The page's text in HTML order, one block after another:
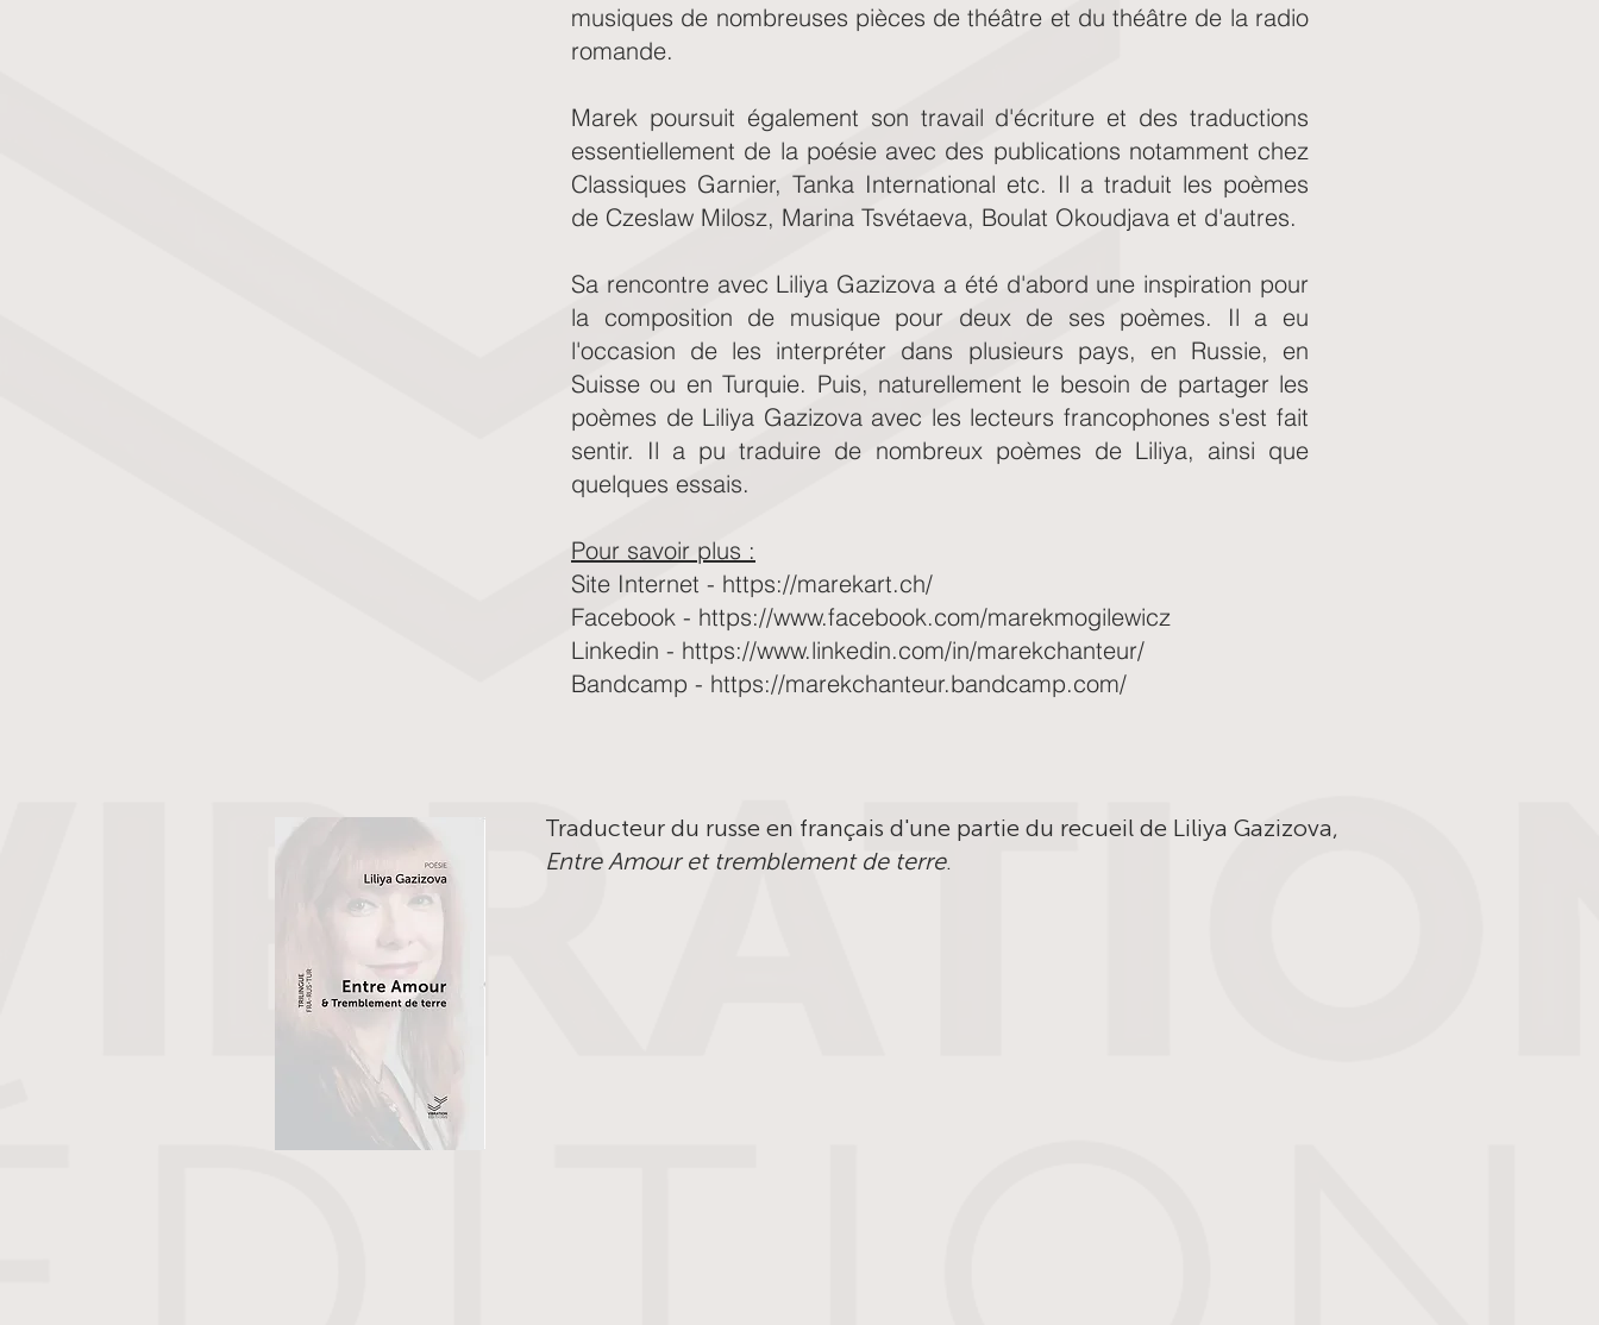
musiques de nombreuses pièces de théâtre et du théâtre de la radio
romande.
Marek poursuit également son travail d'écriture et des traductions
essentiellement de la poésie avec des publications notamment chez
Classiques Garnier, Tanka International etc. Il a traduit les poèmes
de Czeslaw Milosz, Marina Tsvétaeva, Boulat Okoudjava et d'autres.
Sa rencontre avec Liliya Gazizova a été d'abord une inspiration pour
la composition de musique pour deux de ses poèmes. Il a eu
l'occasion de les interpréter dans plusieurs pays, en Russie, en
Suisse ou en Turquie. Puis, naturellement le besoin de partager les
poèmes de Liliya Gazizova avec les lecteurs francophones s'est fait
sentir. Il a pu traduire de nombreux poèmes de Liliya, ainsi que
quelques essais.
Pour savoir plus :
Site Internet - https://marekart.ch/
Facebook - https://www.facebook.com/marekmogilewicz
Linkedin - https://www.linkedin.com/in/marekchanteur/
Bandcamp - https://marekchanteur.bandcamp.com/
Traducteur du russe en français d'une partie du recueil de Liliya Gazizova,
Entre Amour et tremblement de terre.